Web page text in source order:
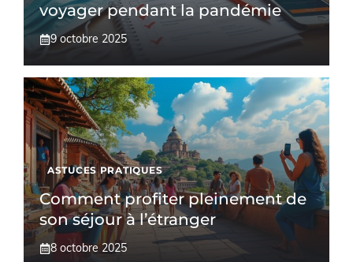
voyager pendant la pandémie
9 octobre 2025
ASTUCES PRATIQUES
Comment profiter pleinement de
son séjour à l’étranger
8 octobre 2025